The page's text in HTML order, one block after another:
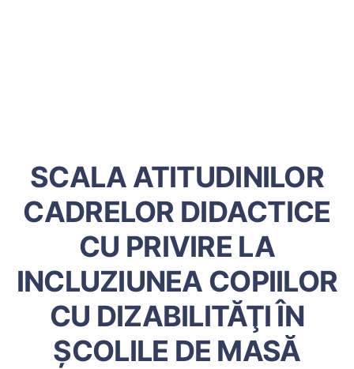
SCALA ATITUDINILOR
CADRELOR DIDACTICE
CU PRIVIRE LA
INCLUZIUNEA COPIILOR
CU DIZABILITĂŢI ÎN
ȘCOLILE DE MASĂ